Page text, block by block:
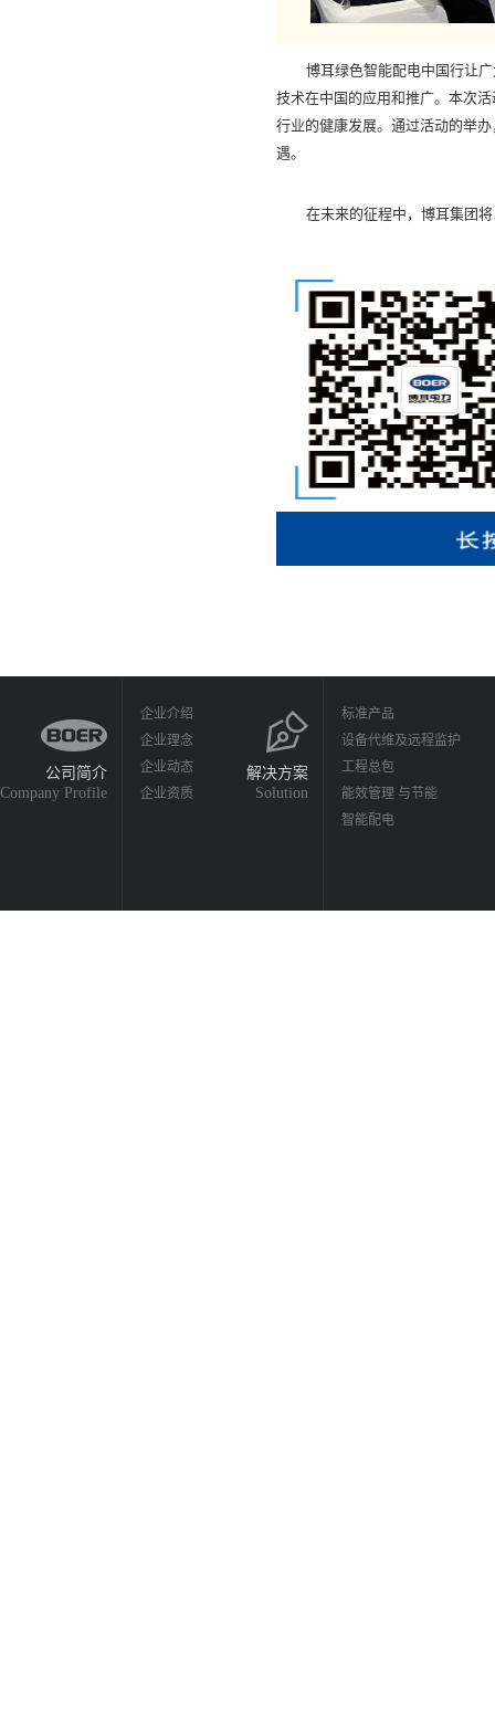
博耳绿色智能配电中国行让
技术在中国的应用和推广。本次
行业的健康发展。通过活动的举
遇。
在未来的征程中，博耳集团
公司简介
Company Profile
企业介绍
企业理念
企业动态
企业资质
解决方案
Solution
标准产品
设备代维及远程监护
工程总包
能效管理 与节能
智能配电